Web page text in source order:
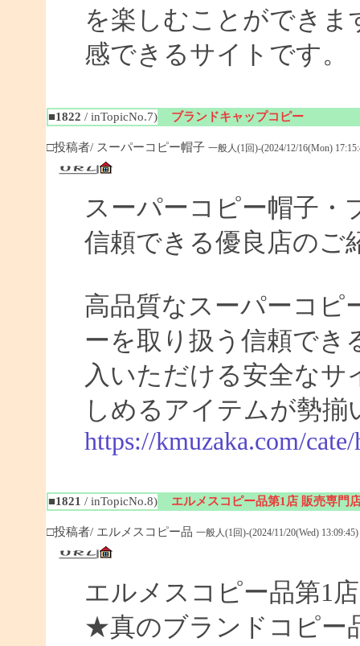
を楽しむことができ
感できるサイトです。
■1822 / inTopicNo.7) ブランドキャップコピー
□投稿者/ スーパーコピー帽子 一般人(1回)-(2024/12/16(Mon)
スーパーコピー帽子・
信頼できる優良店のご
高品質なスーパーコピ
ーを取り扱う信頼でき
入いただける安全な
しめるアイテムが勢揃
https://kmuzaka.com/
■1821 / inTopicNo.8) エルメスコピー品第1店 販売専門
□投稿者/ エルメスコピー品 一般人(1回)-(2024/11/20(Wed) 13:09:45)
エルメスコピー品第1
★真のブランドコピー